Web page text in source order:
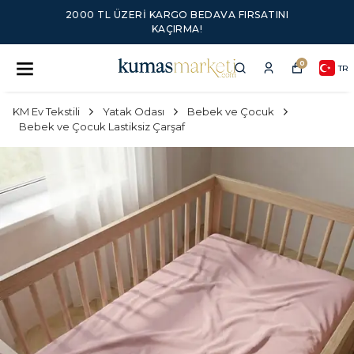
2000 TL ÜZERI KARGO BEDAVA FIRSATINI
KAÇIRMA!
0 TR
KM Ev Tekstili Yatak Odası
Bebek ve Çocuk
Bebek ve Çocuk Lastiksiz Çarşaf